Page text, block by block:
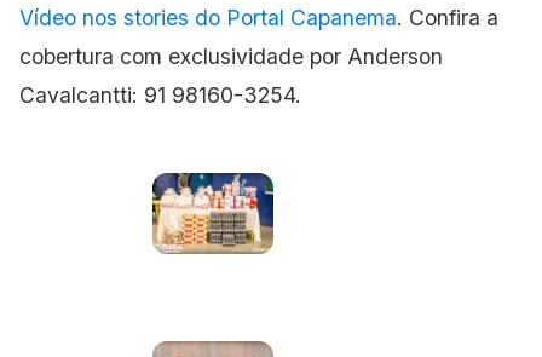
Vídeo nos stories do Portal Capanema. Confira a
cobertura com exclusividade por Anderson
Cavalcantti: 91 98160-3254.